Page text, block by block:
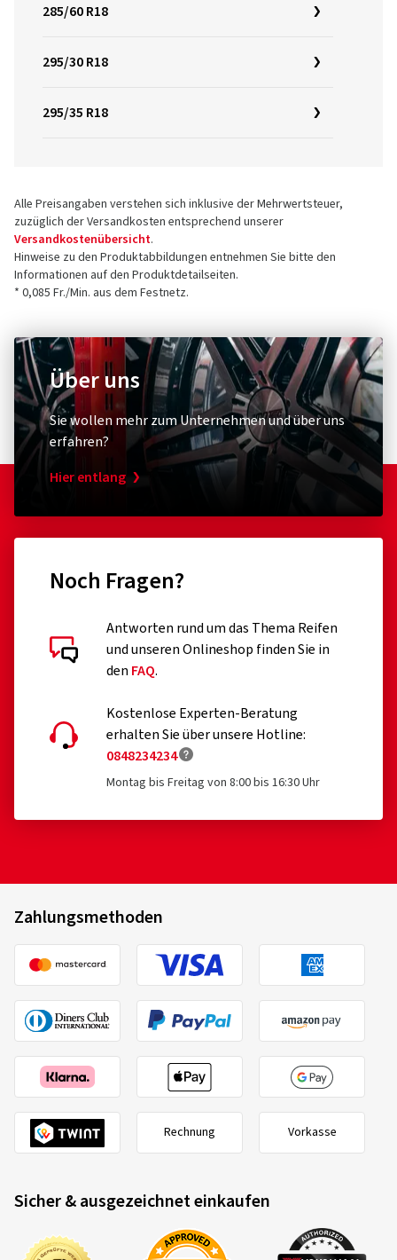
285/60 R18
295/30 R18
295/35 R18
Alle Preisangaben verstehen sich inklusive der Mehrwertsteuer,
zuzüglich der Versandkosten entsprechend unserer
Versandkostenübersicht.
Hinweise zu den Produktabbildungen entnehmen Sie bitte den
Informationen auf den Produktdetailseiten.
* 0,085 Fr./Min. aus dem Festnetz.
Über uns
Sie wollen mehr zum Unternehmen und über uns
erfahren?
Hier entlang
Noch Fragen?
Antworten rund um das Thema Reifen
und unseren Onlineshop finden Sie in
den FAQ.
Kostenlose Experten-Beratung
erhalten Sie über unsere Hotline:
0848234234
Montag bis Freitag von 8:00 bis 16:30 Uhr
Zahlungsmethoden
Rechnung Vorkasse
Sicher & ausgezeichnet einkaufen